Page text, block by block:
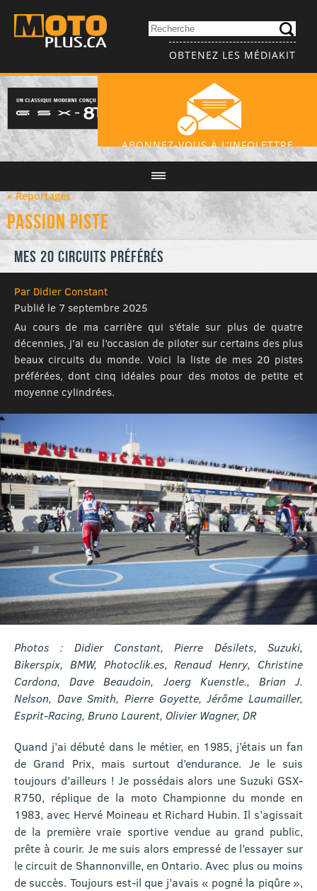
OBTENEZ LES MÉDIAKIT
ABONNEZ-VOUS À L'INFOLETTRE
« Reportages
Passion piste
Mes 20 circuits préférés
Par Didier Constant
Publié le 7 septembre 2025
Au cours de ma carrière qui s’étale sur plus de quatre
décennies, j’ai eu l’occasion de piloter sur certains des plus
beaux circuits du monde. Voici la liste de mes 20 pistes
préférées, dont cinq idéales pour des motos de petite et
moyenne cylindrées.
Photos : Didier Constant, Pierre Désilets, Suzuki,
Bikerspix, BMW, Photoclik.es, Renaud Henry, Christine
Cardona, Dave Beaudoin, Joerg Kuenstle., Brian J.
Nelson, Dave Smith, Pierre Goyette, Jérôme Laumailler,
Esprit-Racing, Bruno Laurent, Olivier Wagner, DR
Quand j’ai débuté dans le métier, en 1985, j’étais un fan
de Grand Prix, mais surtout d’endurance. Je le suis
toujours d’ailleurs ! Je possédais alors une Suzuki GSX-
R750, réplique de la moto Championne du monde en
1983, avec Hervé Moineau et Richard Hubin. Il s’agissait
de la première vraie sportive vendue au grand public,
prête à courir. Je me suis alors empressé de l’essayer sur
le circuit de Shannonville, en Ontario. Avec plus ou moins
de succès. Toujours est-il que j’avais « pogné la piqûre »,